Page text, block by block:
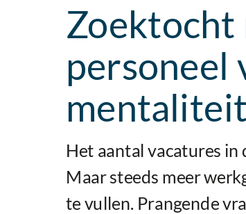
Zoektocht
personeel
Het aantal vacatures
Maar steeds meer
te vullen. Prangende